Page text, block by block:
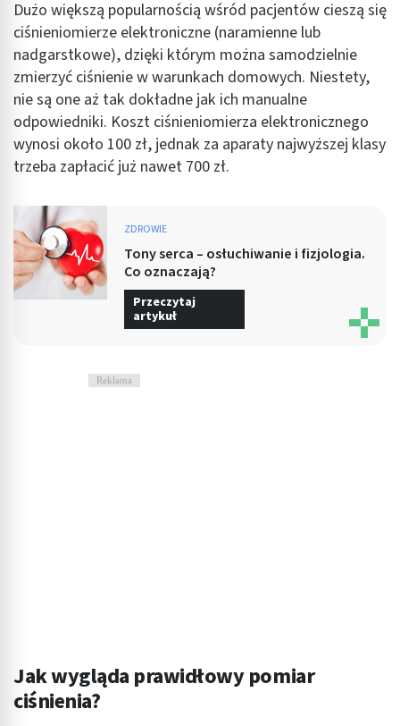
Dużo większą popularnością wśród pacjentów cieszą się
ciśnieniomierze elektroniczne (naramienne lub
nadgarstkowe), dzięki którym można samodzielnie
zmierzyć ciśnienie w warunkach domowych. Niestety,
nie są one aż tak dokładne jak ich manualne
odpowiedniki. Koszt ciśnieniomierza elektronicznego
wynosi około 100 zł, jednak za aparaty najwyższej klasy
trzeba zapłacić już nawet 700 zł.
ZDROWIE
Tony serca – osłuchiwanie i fizjologia.
Co oznaczają?
Przeczytaj
artykuł
Reklama
Jak wygląda prawidłowy pomiar
ciśnienia?